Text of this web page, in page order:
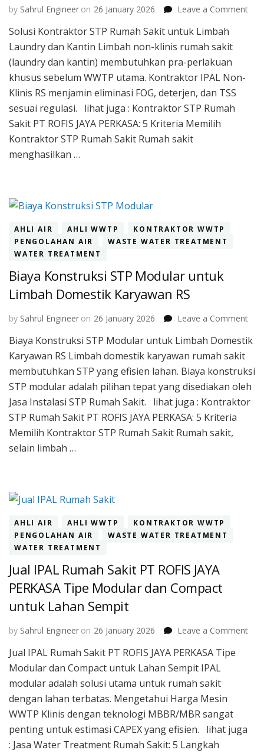
by Sahrul Engineer on 26 January 2026 Leave a Commenton
Solusi Kontraktor STP Rumah Sakit untuk Limbah
Laundry dan Kantin Limbah non-klinis rumah sakit
(laundry dan kantin) membutuhkan pra-perlakuan
khusus sebelum WWTP utama. Kontraktor IPAL Non-
Klinis RS menjamin eliminasi FOG, deterjen, dan TSS
sesuai regulasi. lihat juga : Kontraktor STP Rumah
Sakit PT ROFIS JAYA PERKASA: 5 Kriteria Memilih
Kontraktor STP Rumah Sakit Rumah sakit
menghasilkan …
AHLI AIR AHLI WWTP
KONTRAKTOR WWTP
PENGOLAHAN AIR
WASTE WATER TREATMENT
WATER TREATMENT
Biaya Konstruksi STP Modular untuk
Limbah Domestik Karyawan RS
by Sahrul Engineer on 26 January 2026 Leave a Commenton
Biaya Konstruksi STP Modular untuk Limbah Domestik
Karyawan RS Limbah domestik karyawan rumah sakit
membutuhkan STP yang efisien lahan. Biaya konstruksi
STP modular adalah pilihan tepat yang disediakan oleh
Jasa Instalasi STP Rumah Sakit. lihat juga : Kontraktor
STP Rumah Sakit PT ROFIS JAYA PERKASA: 5 Kriteria
Memilih Kontraktor STP Rumah Sakit Rumah sakit,
selain limbah …
AHLI AIR AHLI WWTP
KONTRAKTOR WWTP
PENGOLAHAN AIR
WASTE WATER TREATMENT
WATER TREATMENT
Jual IPAL Rumah Sakit PT ROFIS JAYA
PERKASA Tipe Modular dan Compact
untuk Lahan Sempit
by Sahrul Engineer on 26 January 2026 Leave a Commenton
Jual IPAL Rumah Sakit PT ROFIS JAYA PERKASA Tipe
Modular dan Compact untuk Lahan Sempit IPAL
modular adalah solusi utama untuk rumah sakit
dengan lahan terbatas. Mengetahui Harga Mesin
WWTP Klinis dengan teknologi MBBR/MBR sangat
penting untuk estimasi CAPEX yang efisien. lihat juga
: Jasa Water Treatment Rumah Sakit: 5 Langkah